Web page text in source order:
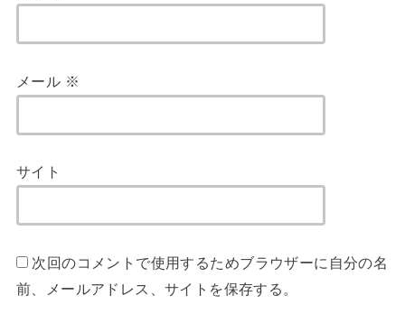
メール ※
サイト
次回のコメントで使用するためブラウザーに自分の名
前、メールアドレス、サイトを保存する。